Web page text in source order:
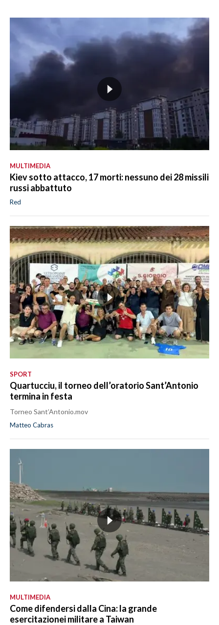
MULTIMEDIA
Kiev sotto attacco, 17 morti: nessuno dei 28 missili
russi abbattuto
Red
SPORT
Quartucciu, il torneo dell’oratorio Sant’Antonio
termina in festa
Torneo Sant’Antonio.mov
Matteo Cabras
MULTIMEDIA
Come difendersi dalla Cina: la grande
esercitazionei militare a Taiwan